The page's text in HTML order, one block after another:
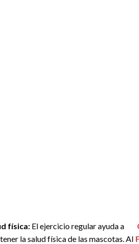
física: El ejercicio regular ayuda a
la salud física de las mascotas. Al